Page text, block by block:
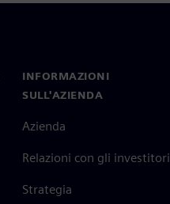
INFORMAZIONI
SULL'AZIENDA
Azienda
Relazioni con gli investitori
Strategia